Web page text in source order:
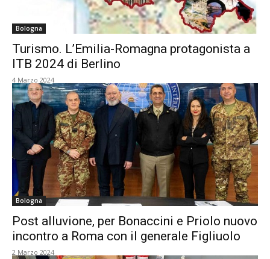
Bologna
Turismo. L’Emilia-Romagna protagonista a
ITB 2024 di Berlino
4 Marzo 2024
Bologna
Post alluvione, per Bonaccini e Priolo nuovo
incontro a Roma con il generale Figliuolo
2 Marzo 2024